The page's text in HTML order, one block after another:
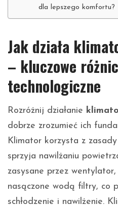
dla lepszego komfortu?
Jak działa
– kluczowe
technologiczne
Rozróżnij działanie
dobrze zrozumieć ich
Klimator korzysta z
sprzyja nawilżaniu
zasysane przez
nasączone wodą filtry, co
schłodzenie i nawilżenie.